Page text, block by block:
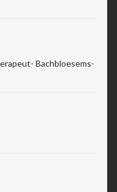
Bachbloesems-